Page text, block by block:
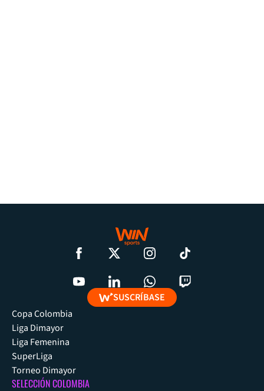
SUSCRÍBASE
Copa Colombia
Liga Dimayor
Liga Femenina
SuperLiga
Torneo Dimayor
SELECCIÓN COLOMBIA